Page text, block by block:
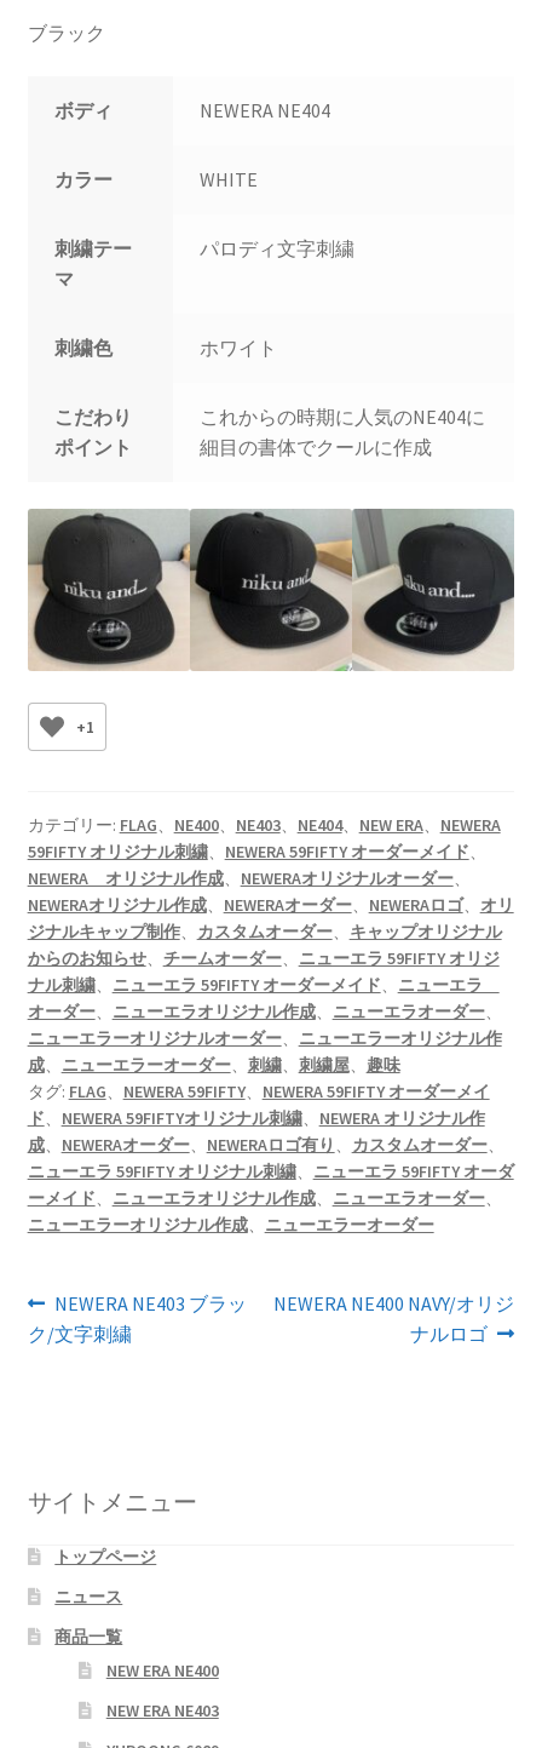
ブラック
ボディ NEWERA NE404
カラー WHITE
刺繍テー
マ
パロディ文字刺繍
刺繍色 ホワイト
こだわり
ポイント
これからの時期に人気のNE404に
細目の書体でクールに作成
+1
カテゴリー: FLAG、 NE400、 NE403、 NE404、 NEW ERA、 NEWERA
59FIFTY オリジナル刺繍、 NEWERA 59FIFTY オーダーメイド、
NEWERA オリジナル作成、 NEWERAオリジナルオーダー、
NEWERAオリジナル作成、 NEWERAオーダー、 NEWERAロゴ、 オリ
ジナルキャップ制作、 カスタムオーダー、 キャップオリジナル
からのお知らせ、 チームオーダー、 ニューエラ 59FIFTY オリジ
ナル刺繍、 ニューエラ 59FIFTY オーダーメイド、 ニューエラ
オーダー、 ニューエラオリジナル作成、 ニューエラオーダー、
ニューエラーオリジナルオーダー、 ニューエラーオリジナル作
成、 ニューエラーオーダー、 刺繍、 刺繍屋、 趣味
タグ: FLAG、 NEWERA 59FIFTY、 NEWERA 59FIFTY オーダーメイ
ド、 NEWERA 59FIFTYオリジナル刺繍、 NEWERA オリジナル作
成、 NEWERAオーダー、 NEWERAロゴ有り 、 カスタムオーダー、
ニューエラ 59FIFTY オリジナル刺繍、 ニューエラ 59FIFTY オーダ
ーメイド、 ニューエラオリジナル作成、 ニューエラオーダー、
ニューエラーオリジナル作成、 ニューエラーオーダー
投
稿
ゲ
ー
シ
ョ
前
の
NEWERA NE403 ブラッ
ク/文字刺繍
次
NEWERA NE400 NAVY/オリジ
ナルロゴ
サイトメニュー
トップページ
ニュース
商品一覧
NEW ERA NE400
NEW ERA NE403